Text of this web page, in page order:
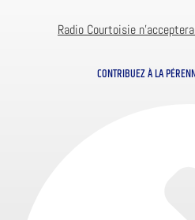
Radio Courtoisie
CONTRIBUEZ À LA